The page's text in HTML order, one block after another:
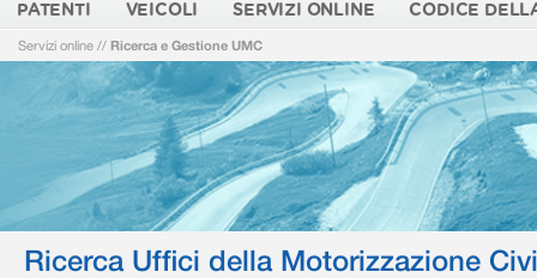
PATENTI VEICOLI SERVIZI ONLINE CODICE
Servizi online // Ricerca e Gestione UMC
Ricerca Uffici della Motorizzazione